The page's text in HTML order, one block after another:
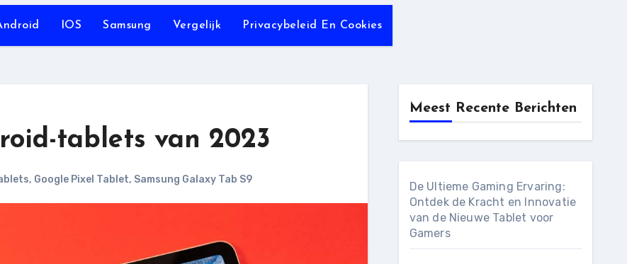
IOS Samsung Vergelijk Privacybeleid En Cookies
tablets van 2023
, Google Pixel Tablet, Samsung Galaxy Tab S9
Meest Recente Berichten
De Ultieme Gaming Ervaring:
Ontdek de Kracht en Innovatie
van de Nieuwe Tablet voor
Gamers